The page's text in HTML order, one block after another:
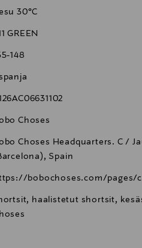
30°C
GREEN
148
Choses
Choses Headquarters. C /
Spain
bobochoses.com/pages/
haalistetut shortsit,